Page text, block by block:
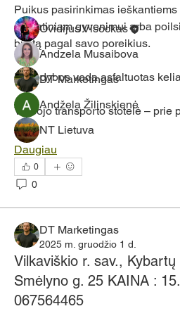
Puikus pasirinkimas
nuolatiniam gyvenimui arba
būstą pagal savo poreikius.
Iki sodybos veda asfaltuotas
Viešojo transporto stotelė – prie
Daugiau
0
0
DT Marketingas
2025 m. gruodžio 1 d.
Vilkaviškio r. sav.,
Smėlyno g. 25 KAINA :
067564465
Nariai
Ovidijus Visockas
Andzela Musaibova
DT Marketingas
Andžela Žilinskienė
NT Lietuva
Žiūrėti visus narius (5)